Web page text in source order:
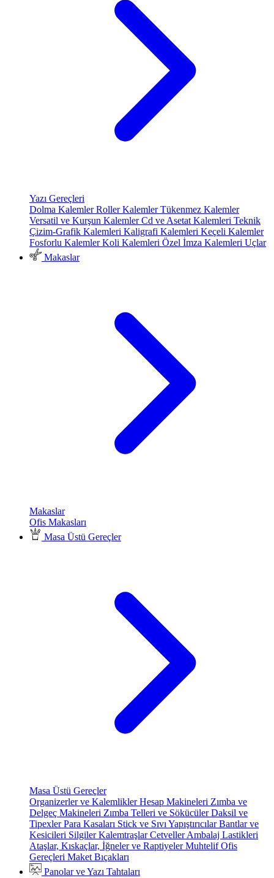
Yazı Gereçleri
Dolma KalemlerRoller KalemlerTükenmez Kalemler
Versatil ve Kurşun KalemlerCd ve Asetat Kalemleri Teknik
Çizim-Grafik Kalemleri Kaligrafi Kalemleri Keçeli Kalemler
Fosforlu KalemlerKoli Kalemleri Özel İmza Kalemleri Uçlar
Makaslar
Makaslar
Ofis Makasları
Masa Üstü Gereçler
Masa Üstü Gereçler
Organizerler ve KalemliklerHesap Makineleri Zımba ve
Delgeç Makineleri Zımba Telleri ve SökücülerDaksil ve
TipexlerPara Kasaları Stick ve Sıvı YapıştırıcılarBantlar ve
Kesicileri SilgilerKalemtraşlarCetvellerAmbalaj Lastikleri
Ataşlar, Kıskaçlar, İğneler ve RaptiyelerMuhtelif Ofis
Gereçleri Maket Bıçakları
Panolar ve Yazı Tahtaları